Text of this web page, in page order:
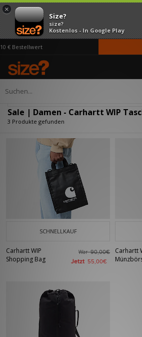
×
Size?
size?
Kostenlos - In Google Play
€ Bestellwert
Home Damen
Sale | Damen - Carhartt WIP
3 Produkte gefunden
SCHNELLKAUF
Carhartt WIP
Shopping Bag
War90,00€
Jetzt 55,00€
Carhartt